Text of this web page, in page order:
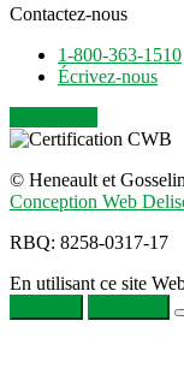
Contactez-nous
1-800-363-1510
Écrivez-nous
© Heneault et
Conception Web
RBQ: 8258-0317-17
En utilisant ce site